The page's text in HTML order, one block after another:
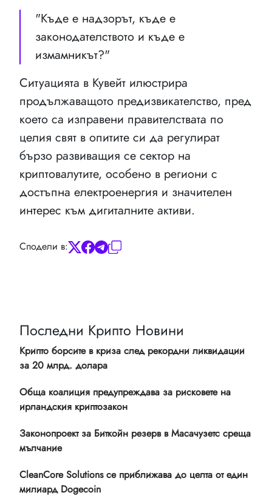
"Къде е надзорът, къде е
законодателството и къде е
измамникът?"
Ситуацията в Кувейт илюстрира
продължаващото предизвикателство, пред
което са изправени правителствата по
целия свят в опитите си да регулират
бързо развиващия се сектор на
криптовалутите, особено в региони с
достъпна електроенергия и значителен
интерес към дигиталните активи.
Сподели в:
Последни Крипто Новини
Крипто борсите в криза след рекордни ликвидации
за 20 млрд. долара
Обща коалиция предупреждава за рисковете на
ирландския криптозакон
Законопроект за Биткойн резерв в Масачузетс среща
мълчание
CleanCore Solutions се приближава до целта от един
милиард Dogecoin